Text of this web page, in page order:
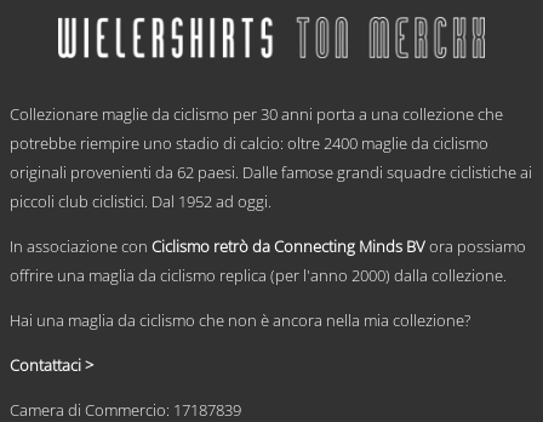
€ 59,95
varianti.
Le
essere
scelte
pagina
Collezionare maglie da ciclismo per 30 anni porta a una collezione che
potrebbe riempire uno stadio di calcio: oltre 2400 maglie da ciclismo
originali provenienti da 62 paesi. Dalle famose grandi squadre ciclistiche ai
piccoli club ciclistici. Dal 1952 ad oggi.
In associazione con Ciclismo retrò da Connecting Minds BVora possiamo
offrire una maglia da ciclismo replica (per l'anno 2000) dalla collezione.
Hai una maglia da ciclismo che non è ancora nella mia collezione?
Contattaci >
Camera di Commercio: 17187839